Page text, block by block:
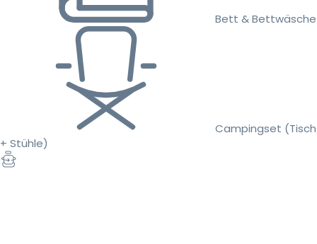
Bett & Bettwäsche
Campingset (Tisch
+ Stühle)